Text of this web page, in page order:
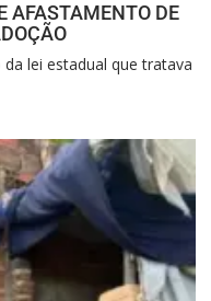
AFASTAMENTO DE
lei estadual que tratava